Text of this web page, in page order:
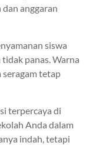
anggaran
siswa
panas. Warna
seragam tetap
terpercaya di
Anda dalam
indah, tetapi